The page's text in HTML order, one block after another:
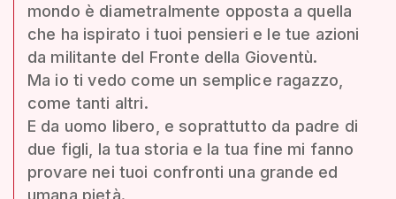
mondo è diametralmente opposta a quella
che ha ispirato i tuoi pensieri e le tue azioni
da militante del Fronte della Gioventù.
Ma io ti vedo come un semplice ragazzo,
come tanti altri.
E da uomo libero, e soprattutto da padre di
due figli, la tua storia e la tua fine mi fanno
provare nei tuoi confronti una grande ed
umana pietà.